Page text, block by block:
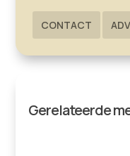
CONTACT
Gerelateerde